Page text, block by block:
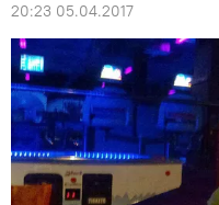
20:23 05.04.2017